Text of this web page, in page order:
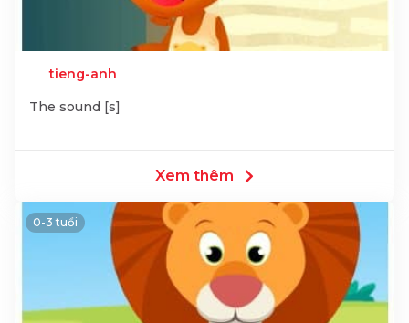
tieng-anh
The sound [s]
Xem thêm
0-3 tuổi